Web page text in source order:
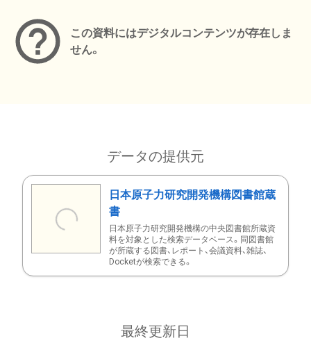
この資料にはデジタルコンテンツが存在しま
せん。
データの提供元
日本原子力研究開発機構図書館蔵
書
日本原子力研究開発機構の中央図書館所蔵資
料を対象とした検索データベース。同図書館
が所蔵する図書、レポート、会議資料、雑誌、
Docketが検索できる。
最終更新日